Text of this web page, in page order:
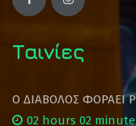
Ταινίες
Ο ΔΙΑΒΟΛΟΣ ΦΟΡΑΕΙ
02 hours 02